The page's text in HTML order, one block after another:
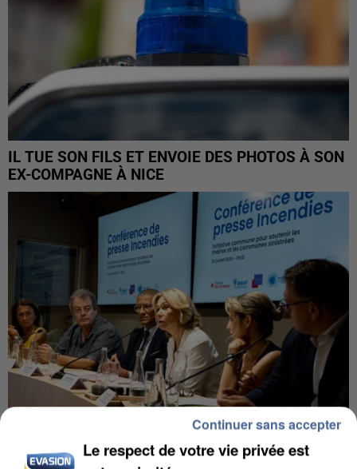
IL TUE SON FILS ET ENVOIE DES PHOTOS À SON
EX-COMPAGNE À NICE
INCENDIES : L’ÎLE-DE-FRANCE LANCE UN ÉLAN
Le respect de votre vie privée est
Continuer sans accepter